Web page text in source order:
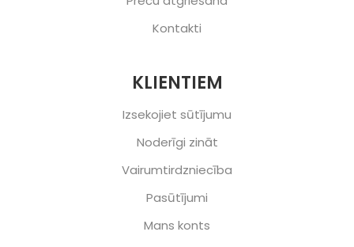
Kontakti
KLIENTIEM
Izsekojiet sūtījumu
Noderīgi zināt
Vairumtirdzniecība
Pasūtījumi
Mans konts